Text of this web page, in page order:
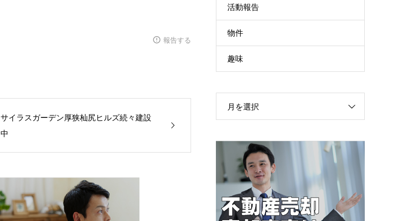
報告する
サイラスガーデン厚狭杣尻ヒルズ続々建設
中
活動報告
物件
趣味
月を選択